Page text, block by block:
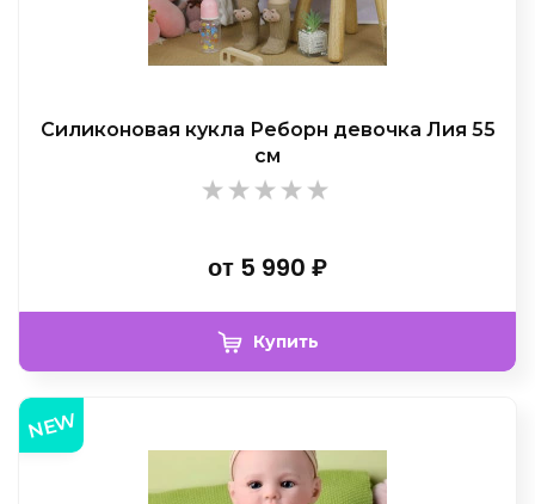
Силиконовая кукла Реборн девочка Лия 55
см
от 5 990 ₽
Купить
NEW